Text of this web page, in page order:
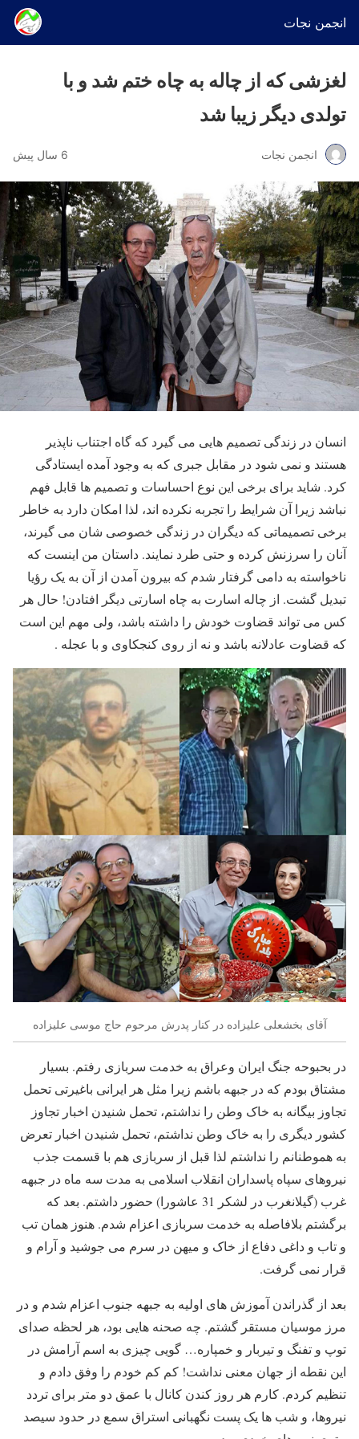
انجمن نجات
لغزشی که از چاله به چاه ختم شد و با
تولدی دیگر زیبا شد
انجمن نجات 6 سال پیش
انسان در زندگی تصمیم هایی می گیرد که گاه اجتناب ناپذیر
هستند و نمی شود در مقابل جبری که به وجود آمده ایستادگی
کرد. شاید برای برخی این نوع احساسات و تصمیم ها قابل فهم
نباشد زیرا آن شرایط را تجربه نکرده اند، لذا امکان دارد به خاطر
برخی تصمیماتی که دیگران در زندگی خصوصی شان می گیرند،
آنان را سرزنش کرده و حتی طرد نمایند. داستان من اینست که
ناخواسته به دامی گرفتار شدم که بیرون آمدن از آن به یک رؤیا
تبدیل گشت. از چاله اسارت به چاه اسارتی دیگر افتادن! حال هر
کس می تواند قضاوت خودش را داشته باشد، ولی مهم این است
که قضاوت عادلانه باشد و نه از روی کنجکاوی و با عجله .
آقای بخشعلی علیزاده در کنار پدرش مرحوم حاج موسی علیزاده
در بحبوحه جنگ ایران وعراق به خدمت سربازی رفتم. بسیار
مشتاق بودم که در جبهه باشم زیرا مثل هر ایرانی باغیرتی تحمل
تجاوز بیگانه به خاک وطن را نداشتم، تحمل شنیدن اخبار تجاوز
کشور دیگری را به خاک وطن نداشتم، تحمل شنیدن اخبار تعرض
به هموطنانم را نداشتم لذا قبل از سربازی هم با قسمت جذب
نیروهای سپاه پاسداران انقلاب اسلامی به مدت سه ماه در جبهه
غرب (گیلانغرب در لشکر 31 عاشورا) حضور داشتم. بعد که
برگشتم بلافاصله به خدمت سربازی اعزام شدم. هنوز همان تب
و تاب و داغی دفاع از خاک و میهن در سرم می جوشید و آرام و
قرار نمی گرفت.
بعد از گذراندن آموزش های اولیه به جبهه جنوب اعزام شدم و در
مرز موسیان مستقر گشتم. چه صحنه هایی بود، هر لحظه صدای
توپ و تفنگ و تیربار و خمپاره… گویی چیزی به اسم آرامش در
این نقطه از جهان معنی نداشت! کم کم خودم را وفق دادم و
تنظیم کردم. کارم هر روز کندن کانال با عمق دو متر برای تردد
نیروها، و شب ها یک پست نگهبانی استراق سمع در حدود سیصد